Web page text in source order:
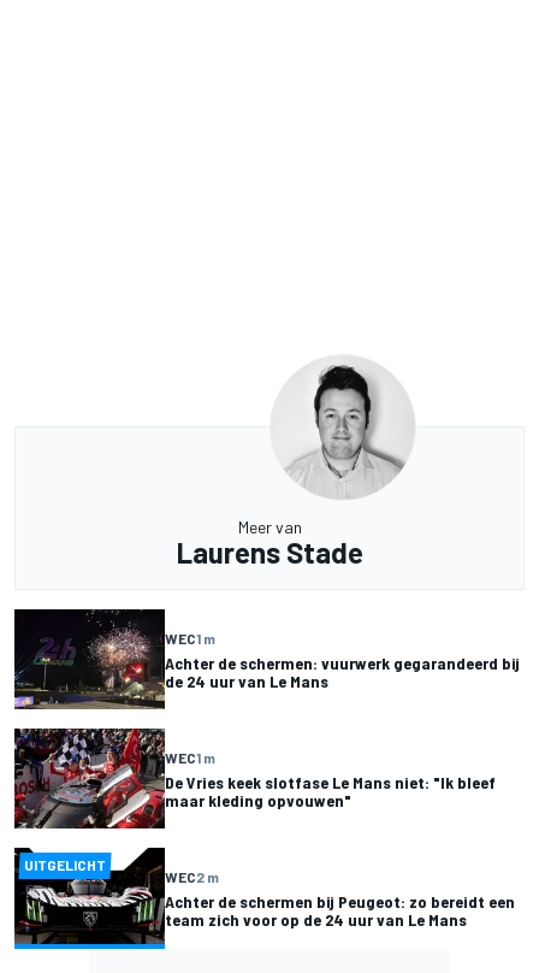
Meer van
Laurens Stade
WEC1 m
Achter de schermen: vuurwerk gegarandeerd bij
de 24 uur van Le Mans
WEC1 m
De Vries keek slotfase Le Mans niet: "Ik bleef
maar kleding opvouwen"
UITGELICHT
WEC2 m
Achter de schermen bij Peugeot: zo bereidt een
team zich voor op de 24 uur van Le Mans